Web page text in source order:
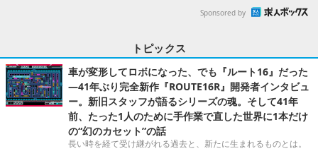
Sponsored by
トピックス
車が変形してロボになった、でも『ルート16』だった
―41年ぶり完全新作『ROUTE16R』開発者インタビュ
ー。新旧スタッフが語るシリーズの魂。そして41年
前、たった1人のために手作業で直した世界に1本だけ
の“幻のカセット”の話
長い時を経て受け継がれる過去と、新たに生まれるものとは。